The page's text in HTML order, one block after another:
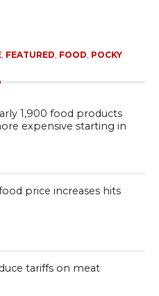
, FEATURED FOOD POCKY
1,900 food products
expensive starting in
price increases hits
tariffs on meat